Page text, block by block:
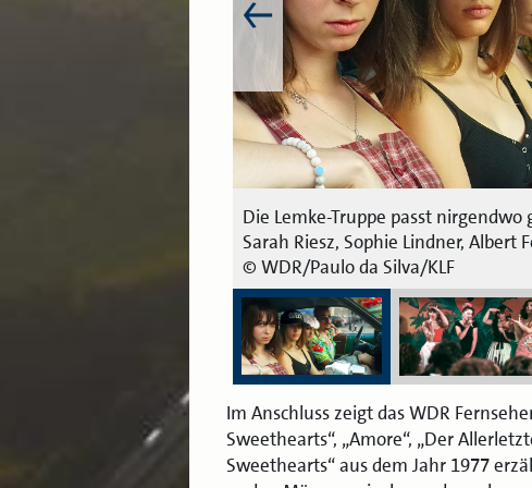
Die Lemke-Truppe passt
Sarah Riesz, Sophie Lindner, Albert
© WDR/Paulo da Silva/KLF
Im Anschluss zeigt das WDR
Sweethearts“, „Amore“, „Der
Sweethearts“ aus dem Jahr 1977